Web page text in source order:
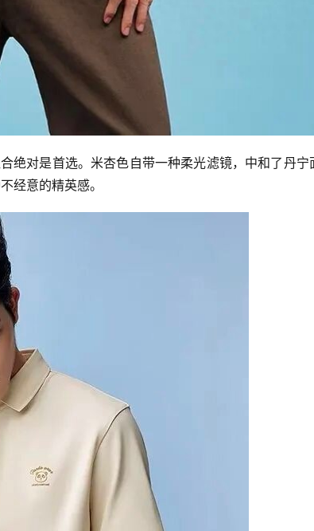
绝对是首选。米杏色自带一种柔光滤镜，中和了丹宁
经意的精英感。